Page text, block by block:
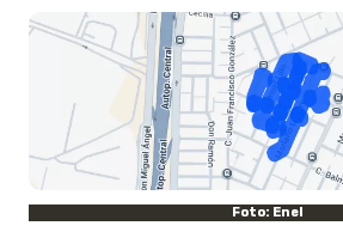
Foto: Enel